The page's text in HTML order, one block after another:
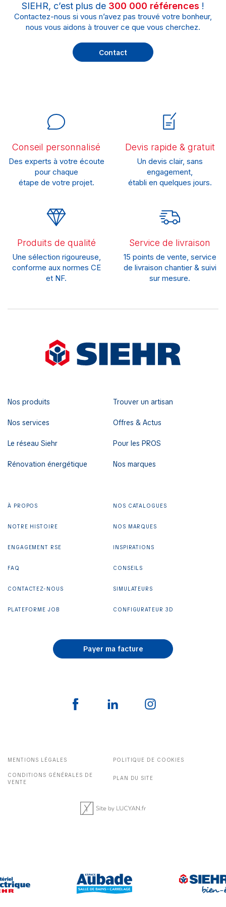
SIEHR, c’est plus de 300 000 références !
Contactez-nous si vous n’avez pas trouvé votre bonheur,
nous vous aidons à trouver ce que vous cherchez.
Contact
Conseil personnalisé
Des experts à votre écoute
pour chaque
étape de votre projet.
Devis rapide & gratuit
Un devis clair, sans
engagement,
établi en quelques jours.
Produits de qualité
Une sélection rigoureuse,
conforme aux normes CE
et NF.
Service de livraison
15 points de vente, service
de livraison chantier & suivi
sur mesure.
Nos produits
Nos services
Le réseau Siehr
Rénovation énergétique
Trouver un artisan
Offres & Actus
Pour les PROS
Nos marques
À PROPOS
NOTRE HISTOIRE
ENGAGEMENT RSE
FAQ
CONTACTEZ-NOUS
PLATEFORME JOB
NOS CATALOGUES
NOS MARQUES
INSPIRATIONS
CONSEILS
SIMULATEURS
CONFIGURATEUR 3D
Payer ma facture
MENTIONS LÉGALES POLITIQUE DE COOKIES
CONDITIONS GÉNÉRALES DE
VENTE
PLAN DU SITE